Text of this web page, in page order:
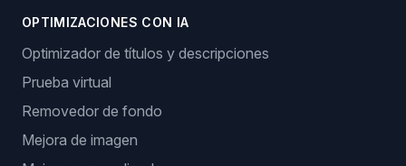
OPTIMIZACIONES CON IA
Optimizador de títulos y descripciones
Prueba virtual
Removedor de fondo
Mejora de imagen